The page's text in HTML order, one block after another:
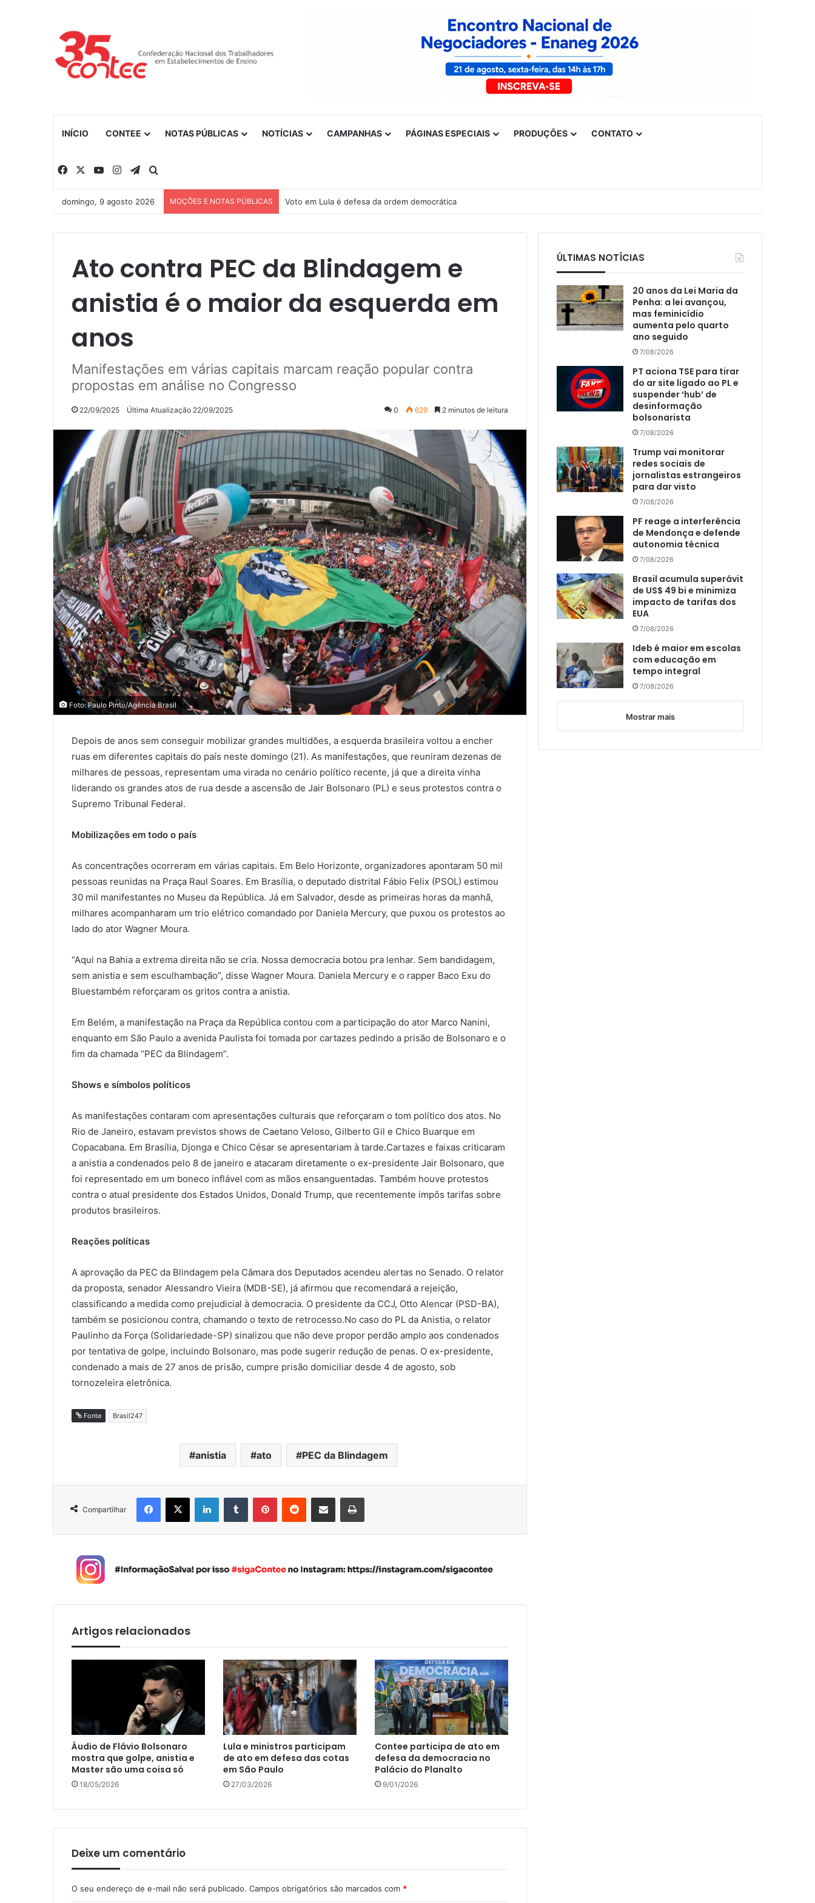
INÍCIO CONTEE NOTAS PÚBLICAS NOTÍCIAS CAMPANHAS PÁGINAS ESPECIAIS PRODUÇÕES CONTATO
Facebook YouTubeInstagramTelegram
domingo, 9 agosto 2026 MOÇÕES E NOTAS PÚBLICAS Voto em Lula é defesa da ordem democrática
Ato contra PEC da Blindagem e
anistia é o maior da esquerda em
anos
Manifestações em várias capitais marcam reação popular contra
propostas em análise no Congresso
22/09/2025 Última Atualização 22/09/2025 0 629 2 minutos de leitura
Foto: Paulo Pinto/Agência Brasil
Depois de anos sem conseguir mobilizar grandes multidões, a esquerda brasileira voltou a encher
ruas em diferentes capitais do país neste domingo (21). As manifestações, que reuniram dezenas de
milhares de pessoas, representam uma virada no cenário político recente, já que a direita vinha
liderando os grandes atos de rua desde a ascensão de Jair Bolsonaro (PL) e seus protestos contra o
Supremo Tribunal Federal.
Mobilizações em todo o país
As concentrações ocorreram em várias capitais. Em Belo Horizonte, organizadores apontaram 50 mil
pessoas reunidas na Praça Raul Soares. Em Brasília, o deputado distrital Fábio Felix (PSOL) estimou
30 mil manifestantes no Museu da República. Já em Salvador, desde as primeiras horas da manhã,
milhares acompanharam um trio elétrico comandado por Daniela Mercury, que puxou os protestos ao
lado do ator Wagner Moura.
“Aqui na Bahia a extrema direita não se cria. Nossa democracia botou pra lenhar. Sem bandidagem,
sem anistia e sem esculhambação”, disse Wagner Moura. Daniela Mercury e o rapper Baco Exu do
Bluestambém reforçaram os gritos contra a anistia.
Em Belém, a manifestação na Praça da República contou com a participação do ator Marco Nanini,
enquanto em São Paulo a avenida Paulista foi tomada por cartazes pedindo a prisão de Bolsonaro e o
fim da chamada “PEC da Blindagem”.
Shows e símbolos políticos
As manifestações contaram com apresentações culturais que reforçaram o tom político dos atos. No
Rio de Janeiro, estavam previstos shows de Caetano Veloso, Gilberto Gil e Chico Buarque em
Copacabana. Em Brasília, Djonga e Chico César se apresentariam à tarde.Cartazes e faixas criticaram
a anistia a condenados pelo 8 de janeiro e atacaram diretamente o ex-presidente Jair Bolsonaro, que
foi representado em um boneco inflável com as mãos ensanguentadas. Também houve protestos
contra o atual presidente dos Estados Unidos, Donald Trump, que recentemente impôs tarifas sobre
produtos brasileiros.
Reações políticas
A aprovação da PEC da Blindagem pela Câmara dos Deputados acendeu alertas no Senado. O relator
da proposta, senador Alessandro Vieira (MDB-SE), já afirmou que recomendará a rejeição,
classificando a medida como prejudicial à democracia. O presidente da CCJ, Otto Alencar (PSD-BA),
também se posicionou contra, chamando o texto de retrocesso.No caso do PL da Anistia, o relator
Paulinho da Força (Solidariedade-SP) sinalizou que não deve propor perdão amplo aos condenados
por tentativa de golpe, incluindo Bolsonaro, mas pode sugerir redução de penas. O ex-presidente,
condenado a mais de 27 anos de prisão, cumpre prisão domiciliar desde 4 de agosto, sob
tornozeleira eletrônica.
Fonte Brasil247
anistia ato PEC da Blindagem
Compartilhar
Artigos relacionados
Áudio de Flávio Bolsonaro
mostra que golpe, anistia e
Master são uma coisa só
18/05/2026
Lula e ministros participam
de ato em defesa das cotas
em São Paulo
27/03/2026
Contee participa de ato em
defesa da democracia no
Palácio do Planalto
9/01/2026
Deixe um comentário
O seu endereço de e-mail não será publicado. Campos obrigatórios são marcados com *
ÚLTIMAS NOTÍCIAS
20 anos da Lei Maria da
Penha: a lei avançou,
mas feminicídio
aumenta pelo quarto
ano seguido
7/08/2026
PT aciona TSE para tirar
do ar site ligado ao PL e
suspender ‘hub’ de
desinformação
bolsonarista
7/08/2026
Trump vai monitorar
redes sociais de
jornalistas estrangeiros
para dar visto
7/08/2026
PF reage a interferência
de Mendonça e defende
autonomia técnica
7/08/2026
Brasil acumula superávit
de US$ 49 bi e minimiza
impacto de tarifas dos
EUA
7/08/2026
Ideb é maior em escolas
com educação em
tempo integral
7/08/2026
Mostrar mais